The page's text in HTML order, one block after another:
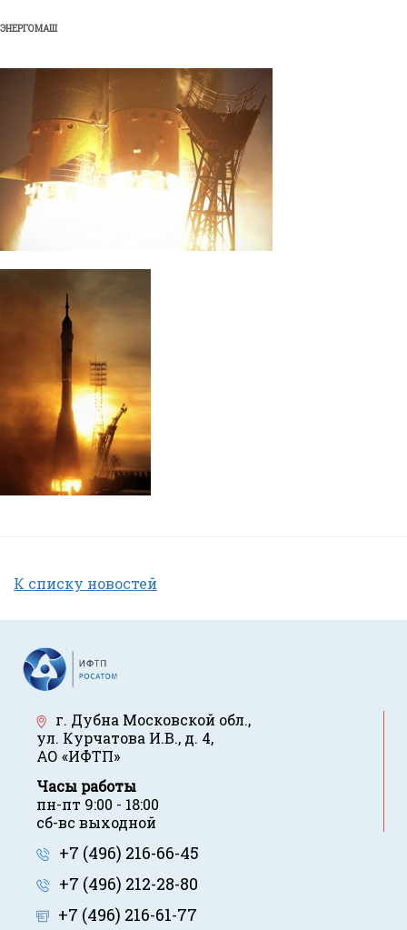
ЭНЕРГОМАШ
К списку новостей
г. Дубна Московской обл.,
ул. Курчатова И.В., д. 4,
АО «ИФТП»
Часы работы
пн-пт 9:00 - 18:00
сб-вс выходной
+7 (496) 216-66-45
+7 (496) 212-28-80
+7 (496) 216-61-77